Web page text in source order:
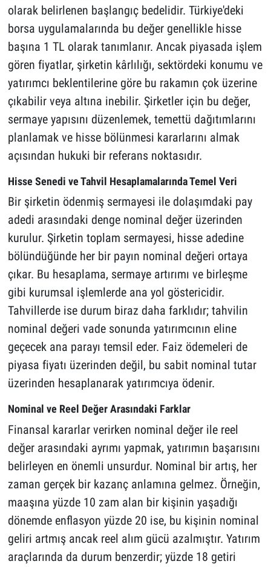
olarak belirlenen başlangıç bedelidir. Türkiye'deki
borsa uygulamalarında bu değer genellikle hisse
başına 1 TL olarak tanımlanır. Ancak piyasada işlem
gören fiyatlar, şirketin kârlılığı, sektördeki konumu ve
yatırımcı beklentilerine göre bu rakamın çok üzerine
çıkabilir veya altına inebilir. Şirketler için bu değer,
sermaye yapısını düzenlemek, temettü dağıtımlarını
planlamak ve hisse bölünmesi kararlarını almak
açısından hukuki bir referans noktasıdır.
Hisse Senedi ve Tahvil Hesaplamalarında Temel Veri
Bir şirketin ödenmiş sermayesi ile dolaşımdaki pay
adedi arasındaki denge nominal değer üzerinden
kurulur. Şirketin toplam sermayesi, hisse adedine
bölündüğünde her bir payın nominal değeri ortaya
çıkar. Bu hesaplama, sermaye artırımı ve birleşme
gibi kurumsal işlemlerde ana yol göstericidir.
Tahvillerde ise durum biraz daha farklıdır; tahvilin
nominal değeri vade sonunda yatırımcının eline
geçecek ana parayı temsil eder. Faiz ödemeleri de
piyasa fiyatı üzerinden değil, bu sabit nominal tutar
üzerinden hesaplanarak yatırımcıya ödenir.
Nominal ve Reel Değer Arasındaki Farklar
Finansal kararlar verirken nominal değer ile reel
değer arasındaki ayrımı yapmak, yatırımın başarısını
belirleyen en önemli unsurdur. Nominal bir artış, her
zaman gerçek bir kazanç anlamına gelmez. Örneğin,
maaşına yüzde 10 zam alan bir kişinin yaşadığı
dönemde enflasyon yüzde 20 ise, bu kişinin nominal
geliri artmış ancak reel alım gücü azalmıştır. Yatırım
araçlarında da durum benzerdir; yüzde 18 getiri